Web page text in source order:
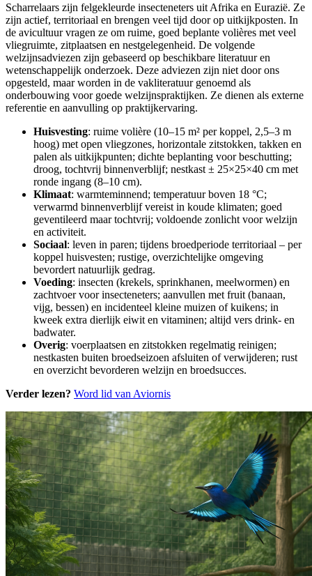
Scharrelaars zijn felgekleurde insecteneters uit Afrika en Eurazië. Ze
zijn actief, territoriaal en brengen veel tijd door op uitkijkposten. In
de avicultuur vragen ze om ruime, goed beplante volières met veel
vliegruimte, zitplaatsen en nestgelegenheid. De volgende
welzijnsadviezen zijn gebaseerd op beschikbare literatuur en
wetenschappelijk onderzoek. Deze adviezen zijn niet door ons
opgesteld, maar worden in de vakliteratuur genoemd als
onderbouwing voor goede welzijnspraktijken. Ze dienen als externe
referentie en aanvulling op praktijkervaring.
Huisvesting: ruime volière (10–15 m² per koppel, 2,5–3 m
hoog) met open vliegzones, horizontale zitstokken, takken en
palen als uitkijkpunten; dichte beplanting voor beschutting;
droog, tochtvrij binnenverblijf; nestkast ± 25×25×40 cm met
ronde ingang (8–10 cm).
Klimaat: warmteminnend; temperatuur boven 18 °C;
verwarmd binnenverblijf vereist in koude klimaten; goed
geventileerd maar tochtvrij; voldoende zonlicht voor welzijn
en activiteit.
Sociaal: leven in paren; tijdens broedperiode territoriaal – per
koppel huisvesten; rustige, overzichtelijke omgeving
bevordert natuurlijk gedrag.
Voeding: insecten (krekels, sprinkhanen, meelwormen) en
zachtvoer voor insecteneters; aanvullen met fruit (banaan,
vijg, bessen) en incidenteel kleine muizen of kuikens; in
kweek extra dierlijk eiwit en vitaminen; altijd vers drink- en
badwater.
Overig: voerplaatsen en zitstokken regelmatig reinigen;
nestkasten buiten broedseizoen afsluiten of verwijderen; rust
en overzicht bevorderen welzijn en broedsucces.
Verder lezen? Word lid van Aviornis